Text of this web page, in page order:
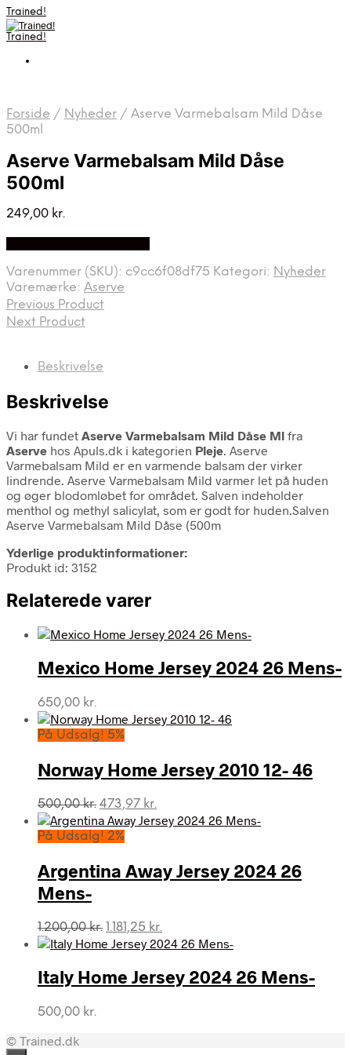
Trained!
Trained!
Forside / Nyheder / Aserve Varmebalsam Mild Dåse
500ml
Aserve Varmebalsam Mild Dåse
500ml
249,00 kr.
Varenummer (SKU): c9cc6f08df75 Kategori: Nyheder
Varemærke: Aserve
Previous Product
Next Product
Beskrivelse
Beskrivelse
Vi har fundet Aserve Varmebalsam Mild Dåse Ml fra
Aserve hos Apuls.dk i kategorien Pleje. Aserve
Varmebalsam Mild er en varmende balsam der virker
lindrende. Aserve Varmebalsam Mild varmer let på huden
og øger blodomløbet for området. Salven indeholder
menthol og methyl salicylat, som er godt for huden.Salven
Aserve Varmebalsam Mild Dåse (500m
Yderlige produktinformationer:
Produkt id: 3152
Relaterede varer
Mexico Home Jersey 2024 26 Mens-
650,00 kr.
På Udsalg! 5%
Norway Home Jersey 2010 12- 46
500,00kr. Den
oprindelige
pris
500,00 kr..
473,97 kr.
aktuelle
473,97 kr..
På Udsalg! 2%
Argentina Away Jersey 2024 26
Mens-
1.200,00kr. Den
oprindelige
var:
1.200,00 kr..
1.181,25 kr.
aktuelle
er:
1.181,25 kr..
Italy Home Jersey 2024 26 Mens-
500,00 kr.
© Trained.dk